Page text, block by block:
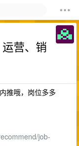
运营、销
推哦，岗位多多
job-